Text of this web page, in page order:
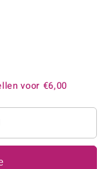
voor €6,00